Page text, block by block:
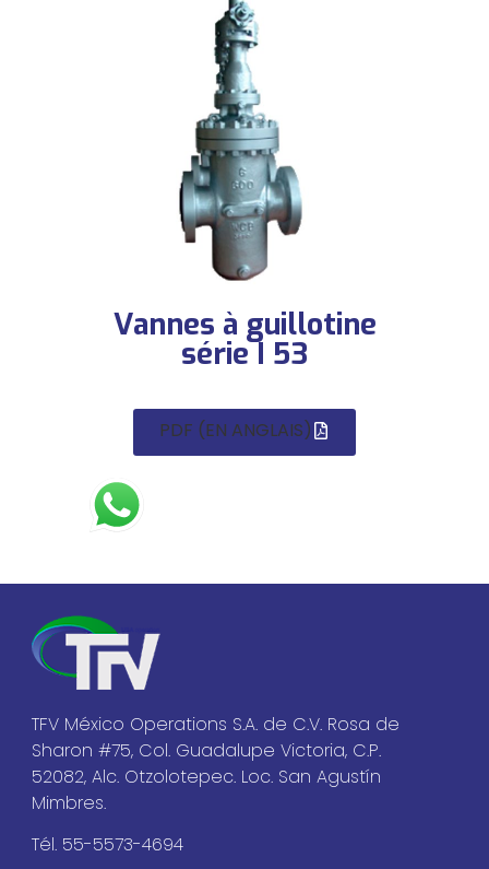
Vannes à guillotine
série I 53
PDF (EN ANGLAIS)
TFV México Operations S.A. de C.V. Rosa de
Sharon #75, Col. Guadalupe Victoria, C.P.
52082, Alc. Otzolotepec. Loc. San Agustín
Mimbres.
Tél. 55-5573-4694